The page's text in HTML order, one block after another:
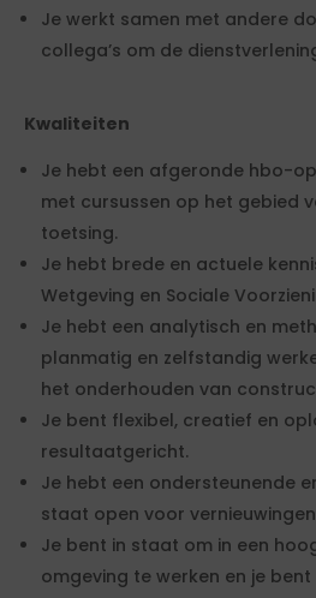
Je werkt samen met andere
collega’s om de
Kwaliteiten
Je hebt een afgeronde hbo-
met cursussen op het gebied
toetsing.
Je hebt brede en actuele
Wetgeving en Sociale
Je hebt een analytisch en
planmatig en zelfstandig
het onderhouden van
Je bent flexibel, creatief en
resultaatgericht.
Je hebt een ondersteunende
staat open voor
Je bent in staat om in een
omgeving te werken en je